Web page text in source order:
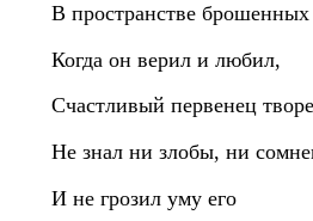
В пространстве брошенных
Когда он верил и любил,
Счастливый первенец
Не знал ни злобы, ни
И не грозил уму его